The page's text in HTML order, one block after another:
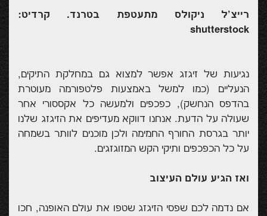
רייצ'ל ניקולס מתעטפת בטרנד. קרדיט:
shutterstock
נגיעות של זיגזג אפשר למצוא גם במחלקת התיקים,
הנעליים (כמו למשל באמצעות פלטפורמה מעוטרת
בהדפס הנחשק), כפכפים ולמעשה כל אקססורי אחר
שעולה על הדעת. אנחנו דווקא מעדיפים את הזיגזג שלנו
יותר בגרסת החורף החמימה ולכן מוכנים לוותר בשמחה
על כל הכפכפים ותיקי הקש המזוגזגים.
ואז הגיע עולם העיצוב
אם נדמה לכם שפסי הזיגזג שטפו את עולם האופנה, חכו